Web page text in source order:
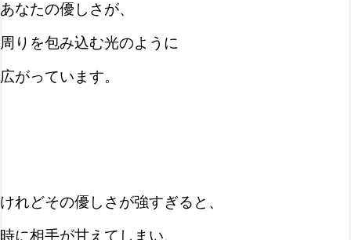
あなたの優しさが、
周りを包み込む光のように
広がっています。
けれどその優しさが強すぎると、
時に相手が甘えてしまい、